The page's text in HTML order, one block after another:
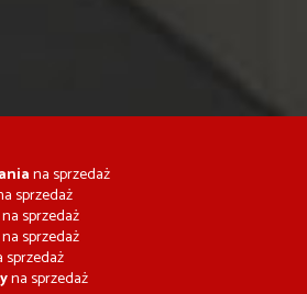
na sprzedaż
sprzedaż
na sprzedaż
na sprzedaż
sprzedaż
na sprzedaż